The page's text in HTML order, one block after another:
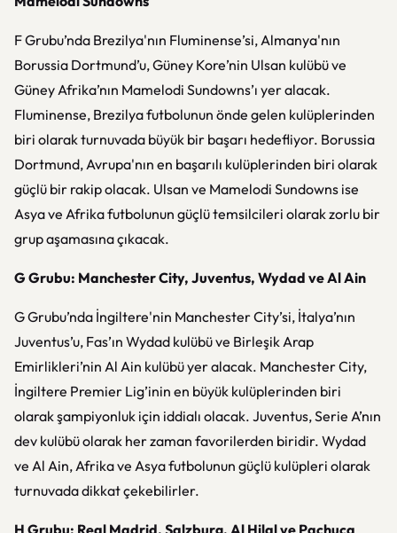
F Grubu’nda Brezilya'nın Fluminense’si, Almanya'nın
Borussia Dortmund’u, Güney Kore’nin Ulsan kulübü ve
Güney Afrika’nın Mamelodi Sundowns’ı yer alacak.
Fluminense, Brezilya futbolunun önde gelen kulüplerinden
biri olarak turnuvada büyük bir başarı hedefliyor. Borussia
Dortmund, Avrupa'nın en başarılı kulüplerinden biri olarak
güçlü bir rakip olacak. Ulsan ve Mamelodi Sundowns ise
Asya ve Afrika futbolunun güçlü temsilcileri olarak zorlu bir
grup aşamasına çıkacak.
G Grubu: Manchester City, Juventus, Wydad ve Al Ain
G Grubu’nda İngiltere'nin Manchester City’si, İtalya’nın
Juventus’u, Fas’ın Wydad kulübü ve Birleşik Arap
Emirlikleri’nin Al Ain kulübü yer alacak. Manchester City,
İngiltere Premier Lig’inin en büyük kulüplerinden biri
olarak şampiyonluk için iddialı olacak. Juventus, Serie A’nın
dev kulübü olarak her zaman favorilerden biridir. Wydad
ve Al Ain, Afrika ve Asya futbolunun güçlü kulüpleri olarak
turnuvada dikkat çekebilirler.
H Grubu: Real Madrid, Salzburg, Al Hilal ve Pachuca